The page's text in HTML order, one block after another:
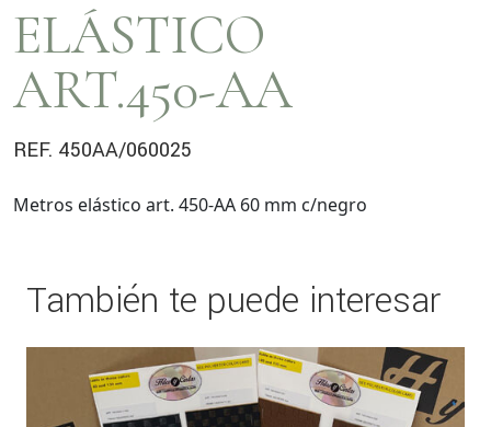
ELÁSTICO
ART.450-AA
REF. 450AA/060025
Metros elástico art. 450-AA 60 mm c/negro
También te puede interesar